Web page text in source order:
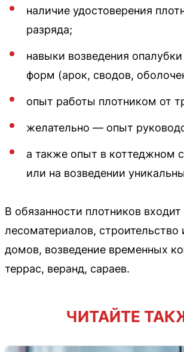
наличие удостоверения
разряда;
навыки возведения
форм (арок, сводов,
опыт работы плотником от
желательно — опыт
а также опыт в коттеджном
или на возведении
В обязанности плотников
лесоматериалов, строительство
домов, возведение временных
террас, веранд, сараев.
ЧИТАЙТЕ